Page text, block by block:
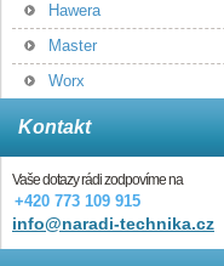
Hawera
Master
Worx
Kontakt
Vaše dotazy rádi zodpovíme na
+420 773 109 915
info@naradi-technika.cz